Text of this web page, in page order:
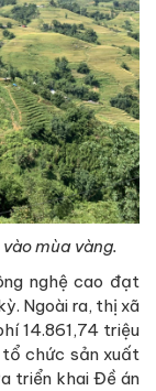
mùa vàng.
nghệ cao đạt
Ngoài ra, thị xã
14.861,74 triệu
chức sản xuất
triển khai Đề án